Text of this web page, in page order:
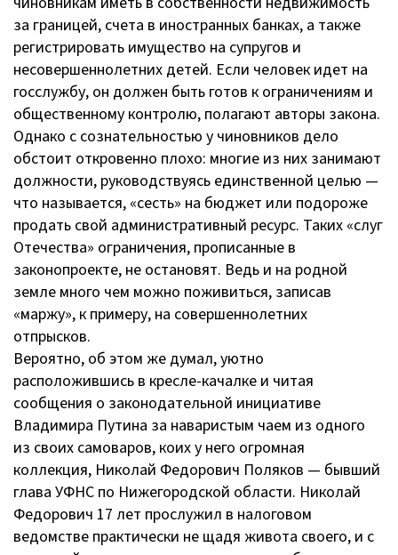
за границей, счета в иностранных банках, а также
регистрировать имущество на супругов и
несовершеннолетних детей. Если человек идет на
госслужбу, он должен быть готов к ограничениям и
общественному контролю, полагают авторы закона.
Однако с сознательностью у чиновников дело
обстоит откровенно плохо: многие из них занимают
должности, руководствуясь единственной целью —
что называется, «сесть» на бюджет или подороже
продать свой административный ресурс. Таких «слуг
Отечества» ограничения, прописанные в
законопроекте, не остановят. Ведь и на родной
земле много чем можно поживиться, записав
«маржу», к примеру, на совершеннолетних
отпрысков.
Вероятно, об этом же думал, уютно
расположившись в кресле-качалке и читая
сообщения о законодательной инициативе
Владимира Путина за наваристым чаем из одного
из своих самоваров, коих у него огромная
коллекция, Николай Федорович Поляков — бывший
глава УФНС по Нижегородской области. Николай
Федорович 17 лет прослужил в налоговом
ведомстве практически не щадя живота своего, и с